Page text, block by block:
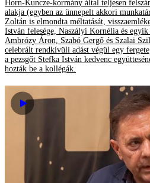
Horn-Kuncze-kormány által teljesen
alakja (egyben az ünnepelt akkori
Zoltán is elmondta méltatását,
István felesége, Naszályi Kornélia és
Ambrózy Áron, Szabó Gergő és Szalai
celebrált rendkívüli adást végül egy
a pezsgőt Stefka István kedvenc
hozták be a kollégák.